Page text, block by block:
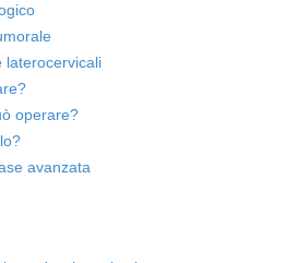
laterocervicali
operare?
avanzata